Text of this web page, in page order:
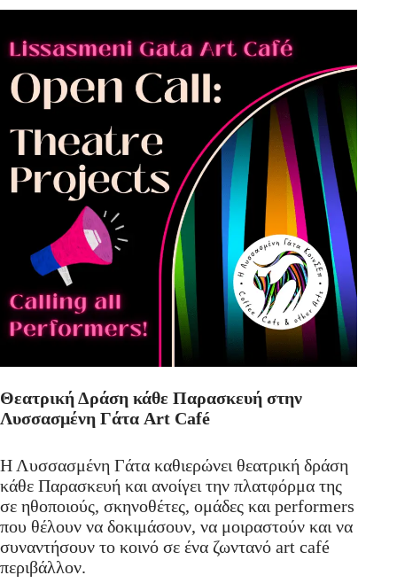
Θεατρική Δράση κάθε Παρασκευή στην
Λυσσασμένη Γάτα Art Café
Η Λυσσασμένη Γάτα καθιερώνει θεατρική δράση
κάθε Παρασκευή και ανοίγει την πλατφόρμα της
σε ηθοποιούς, σκηνοθέτες, ομάδες και performers
που θέλουν να δοκιμάσουν, να μοιραστούν και να
συναντήσουν το κοινό σε ένα ζωντανό art café
περιβάλλον.